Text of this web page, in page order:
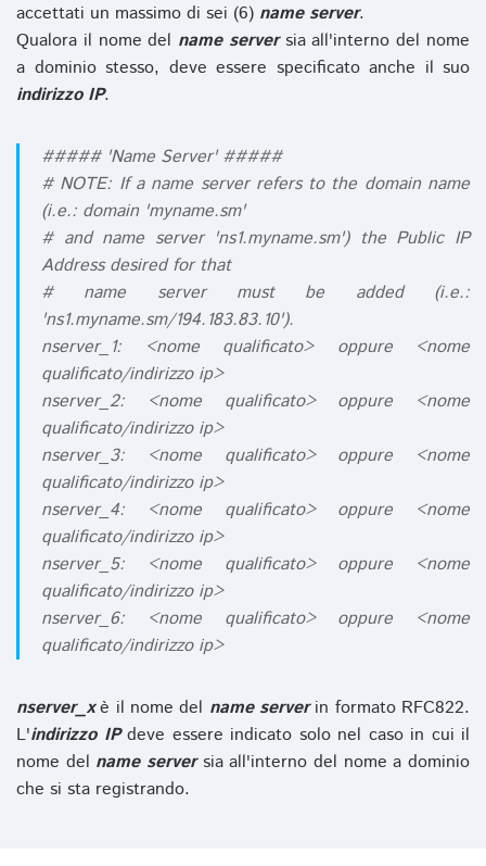
accettati un massimo di sei (6) name server.
Qualora il nome del name serversia all'interno del nome
a dominio stesso, deve essere specificato anche il suo
indirizzo IP.
##### 'Name Server' #####
# NOTE: If a name server refers to the domain name
(i.e.: domain 'myname.sm'
# and name server 'ns1.myname.sm') the Public IP
Address desired for that
# name server must be added (i.e.:
'ns1.myname.sm/194.183.83.10').
nserver_1: <nome qualificato> oppure <nome
qualificato/indirizzo ip>
nserver_2: <nome qualificato> oppure <nome
qualificato/indirizzo ip>
nserver_3: <nome qualificato> oppure <nome
qualificato/indirizzo ip>
nserver_4: <nome qualificato> oppure <nome
qualificato/indirizzo ip>
nserver_5: <nome qualificato> oppure <nome
qualificato/indirizzo ip>
nserver_6: <nome qualificato> oppure <nome
qualificato/indirizzo ip>
nserver_xè il nome del name serverin formato RFC822.
L'indirizzo IPdeve essere indicato solo nel caso in cui il
nome del name serversia all'interno del nome a dominio
che si sta registrando.